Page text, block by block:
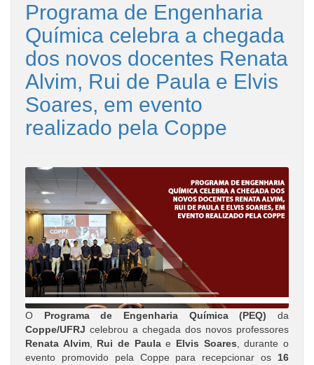
Programa de Engenharia
Química celebra a chegada
dos novos docentes Renata
Alvim, Rui de Paula e Elvis
Soares, em evento
realizado pela Coppe
O Programa de Engenharia Química (PEQ) da
Coppe/UFRJ celebrou a chegada dos novos professores
Renata Alvim, Rui de Paulae Elvis Soares , durante o
evento promovido pela Coppe para recepcionar os 16